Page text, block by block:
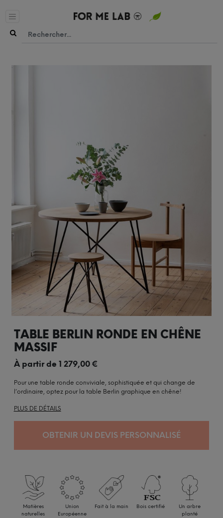
TABLE BERLIN RONDE EN CHÊNE
MASSIF
À partir de 1 279,00€
Pour une table ronde conviviale, sophistiquée et qui change de
l’ordinaire, optez pour la table Berlin graphique en chêne!
PLUS DE DÉTAILS
OBTENIR UN DEVIS PERSONNALISÉ
Matières
naturelles
Union
Européenne
Fait à la main Bois certifié
Un arbre
planté